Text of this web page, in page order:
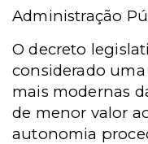
Administração
O decreto
considerado
mais modernas
de menor valor
autonomia